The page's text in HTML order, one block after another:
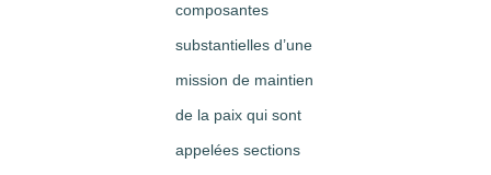
composantes
substantielles d’une
mission de maintien
de la paix qui sont
appelées sections